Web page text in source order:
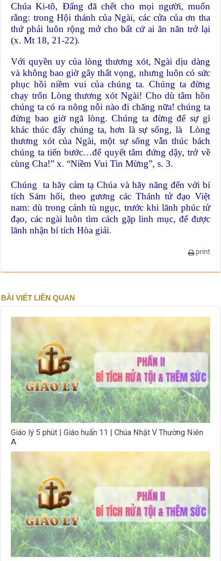
Chúa Ki-tô, Đấng đã chết cho mọi người, muốn
rằng: trong Hội thánh của Ngài, các cửa của ơn tha
thứ phải luôn rộng mở cho bất cứ ai ăn năn trở lại
(x. Mt 18, 21-22).
Với quyền uy của lòng thương xót, Ngài dịu dàng
và không bao giờ gây thất vọng, nhưng luôn có sức
phục hồi niềm vui của chúng ta. Chúng ta đừng
chạy trốn Lòng thương xót Ngài! Cho dù tâm hồn
chúng ta có ra nông nỗi nào đi chăng nữa! chúng ta
đừng bao giờ ngã lòng. Chúng ta đừng để sự gì
khác thúc đẩy chúng ta, hơn là sự sống, là Lòng
thương xót của Ngài, một sự sống vẫn thúc bách
chúng ta tiến bước…để quyết tâm đứng dậy, trở về
cùng Cha!” x. “Niềm Vui Tin Mừng”, s. 3.
Chúng ta hãy cảm tạ Chúa và hãy năng đến với bí
tích Sám hối, theo gương các Thánh tử đạo Việt
nam: dù trong cảnh tù ngục, trước khi lãnh phúc tử
đạo, các ngài luôn tìm cách gặp linh mục, để được
lãnh nhận bí tích Hòa giải.
print
BÀI VIẾT LIÊN QUAN
Giáo lý 5 phút | Giáo huấn 11 | Chúa Nhật V Thường Niên
A